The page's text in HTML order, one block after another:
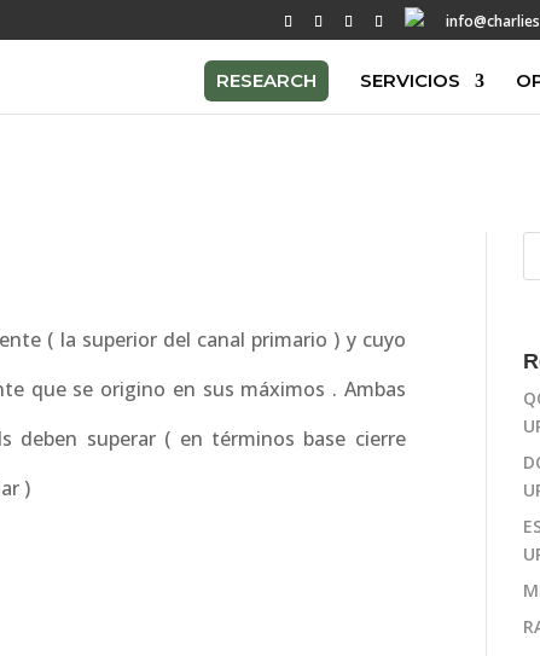
RESEARCH SERVICIOS
( la superior del canal primario ) y cuyo
que se origino en sus máximos . Ambas
superar ( en términos base cierre
)